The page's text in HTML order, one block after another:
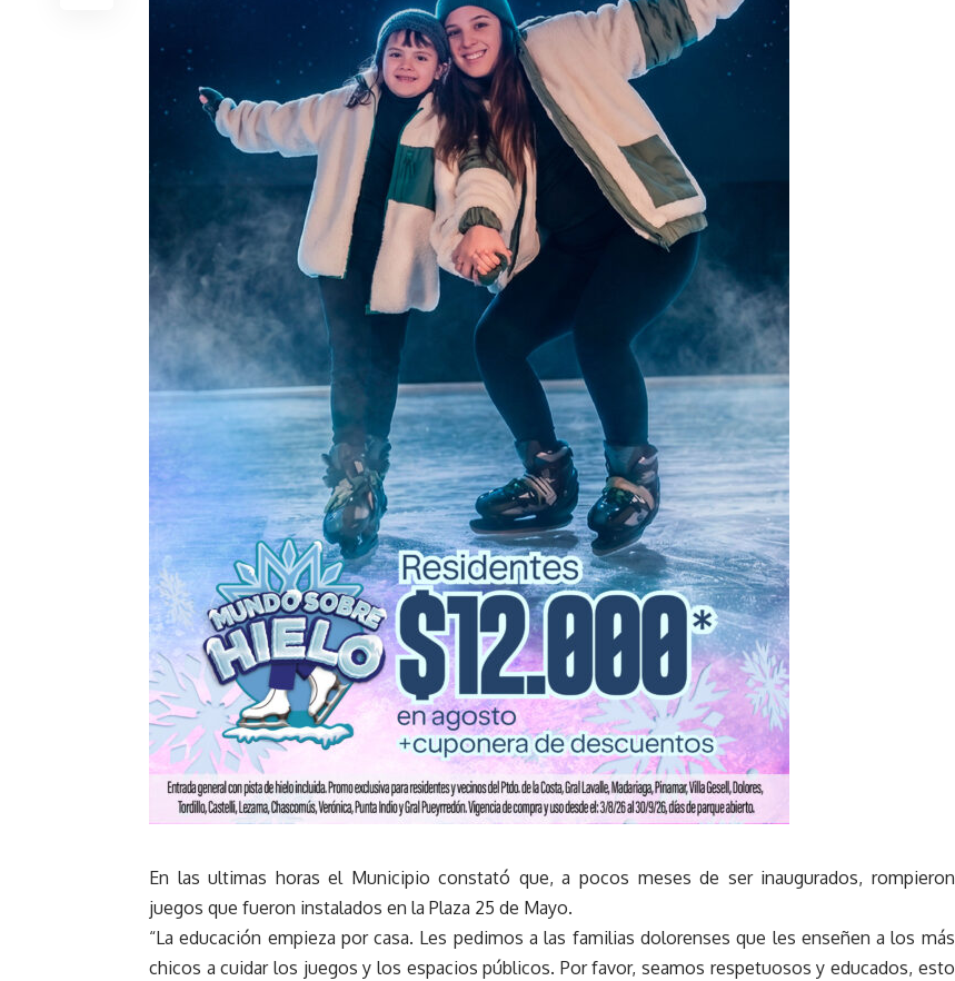
En las ultimas horas el Municipio constató que, a pocos meses de ser inaugurados, rompieron
juegos que fueron instalados en la Plaza 25 de Mayo.
“La educación empieza por casa. Les pedimos a las familias dolorenses que les enseñen a los más
chicos a cuidar los juegos y los espacios públicos. Por favor, seamos respetuosos y educados, esto